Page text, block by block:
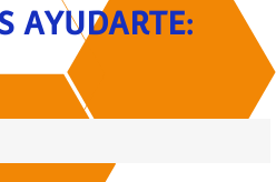
AYUDARTE: